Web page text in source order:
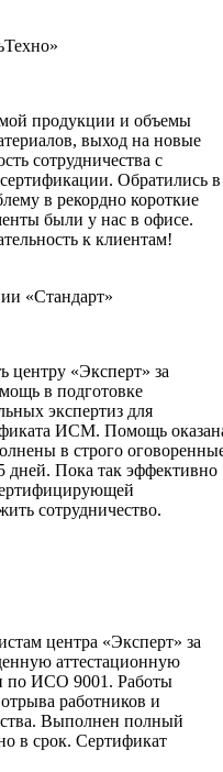
продукции и объемы
выход на новые
сотрудничества с
Обратились в
в рекордно короткие
были у нас в офисе.
к клиентам!
«Стандарт»
центру «Эксперт» за
в подготовке
экспертиз для
ИСМ. Помощь
в строго
дней. Пока так эффективно
сотрудничество.
центра «Эксперт» за
аттестационную
по ИСО 9001. Работы
работников и
Выполнен полный
в срок. Сертификат